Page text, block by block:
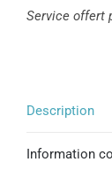
Service offert
Description
Information